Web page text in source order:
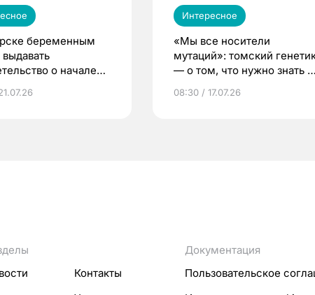
беременным
о начале
Интересное
«Мы все носители
мутаций»: томский
— о том, что нужно знать до
08:30 / 17.07.26
Контакты
Документация
Пользовательское